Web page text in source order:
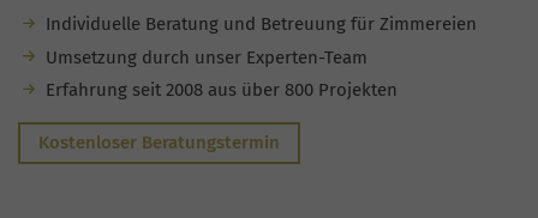
Individuelle Beratung und Betreuung für Zimmereien
Umsetzung durch unser Experten-Team
Erfahrung seit 2008 aus über 800 Projekten
Kostenloser Beratungstermin